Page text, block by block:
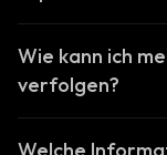
Wie kann ich
verfolgen?